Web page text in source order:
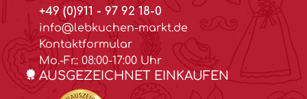
+49 (0)911 - 97 92 18-0
info@lebkuchen-markt.de
Kontaktformular
Mo.-Fr.: 08:00-17:00 Uhr
AUSGEZEICHNET EINKAUFEN